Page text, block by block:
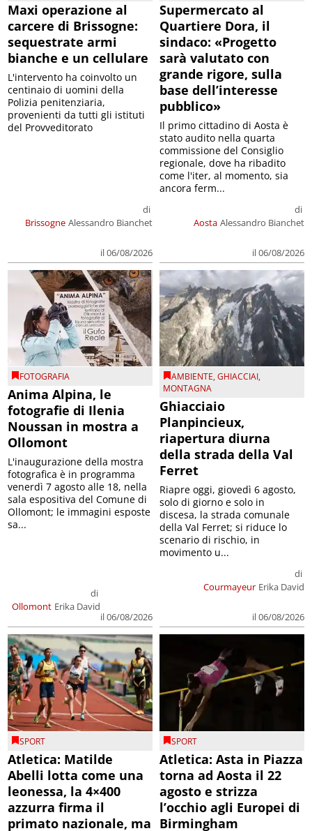
Maxi operazione al
carcere di Brissogne:
sequestrate armi
bianche e un cellulare
Brissogne
di
Alessandro Bianchet
il 06/08/2026
L'intervento ha coinvolto un
centinaio di uomini della
Polizia penitenziaria,
provenienti da tutti gli istituti
del Provveditorato
Supermercato al
Quartiere Dora, il
sindaco: «Progetto
sarà valutato con
grande rigore, sulla
base dell’interesse
pubblico»
Aosta
di
Alessandro Bianchet
il 06/08/2026
Il primo cittadino di Aosta è
stato audito nella quarta
commissione del Consiglio
regionale, dove ha ribadito
come l'iter, al momento, sia
ancora ferm...
FOTOGRAFIA
Anima Alpina, le
fotografie di Ilenia
Noussan in mostra a
Ollomont
Ollomont
di
Erika David
il 06/08/2026
L'inaugurazione della mostra
fotografica è in programma
venerdì 7 agosto alle 18, nella
sala espositiva del Comune di
Ollomont; le immagini esposte
sa...
AMBIENTE,GHIACCIAI,
MONTAGNA
Ghiacciaio
Planpincieux,
riapertura diurna
della strada della Val
Ferret
Courmayeur
di
Erika David
il 06/08/2026
Riapre oggi, giovedì 6 agosto,
solo di giorno e solo in
discesa, la strada comunale
della Val Ferret; si riduce lo
scenario di rischio, in
movimento u...
SPORT
Atletica: Matilde
Abelli lotta come una
leonessa, la 4×400
azzurra firma il
primato nazionale, ma
SPORT
Atletica: Asta in Piazza
torna ad Aosta il 22
agosto e strizza
l’occhio agli Europei di
Birmingham